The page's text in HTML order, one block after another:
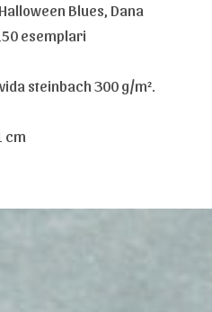
Blues, Dana
esemplari
steinbach 300 g/m².
cm